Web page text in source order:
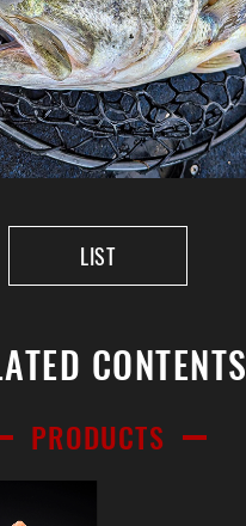
LIST
CONTENTS
PRODUCTS